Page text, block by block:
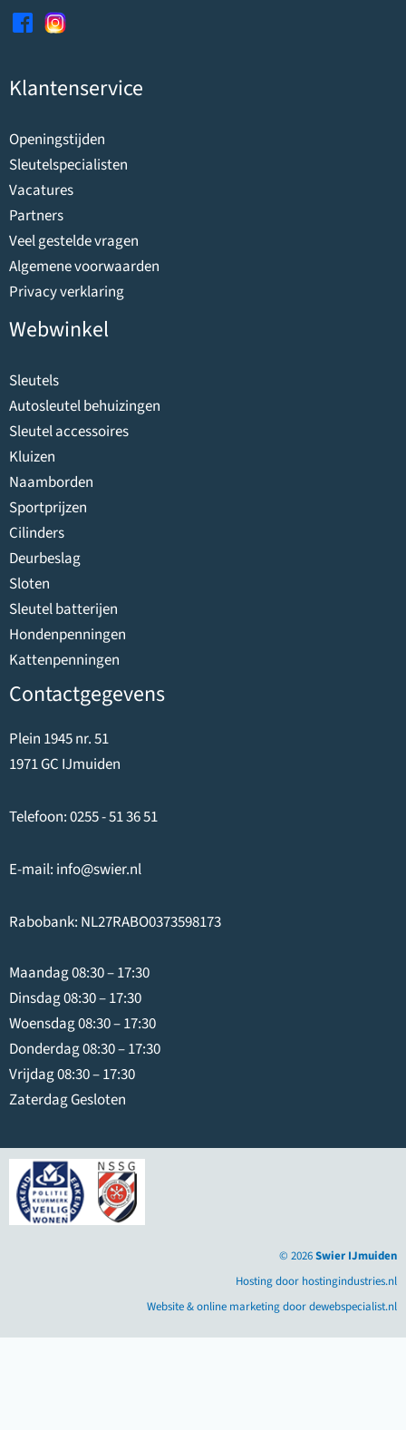
Klantenservice
Openingstijden
Sleutelspecialisten
Vacatures
Partners
Veel gestelde vragen
Algemene voorwaarden
Privacy verklaring
Webwinkel
Sleutels
Autosleutel behuizingen
Sleutel accessoires
Kluizen
Naamborden
Sportprijzen
Cilinders
Deurbeslag
Sloten
Sleutel batterijen
Hondenpenningen
Kattenpenningen
Contactgegevens
Plein 1945 nr. 51
1971 GC IJmuiden
Telefoon:0255 - 51 36 51
E-mail: info@swier.nl
Rabobank: NL27RABO0373598173
Maandag 08:30 – 17:30
Dinsdag 08:30 – 17:30
Woensdag 08:30 – 17:30
Donderdag 08:30 – 17:30
Vrijdag 08:30 – 17:30
Zaterdag Gesloten
© 2026Swier IJmuiden
Hosting door hostingindustries.nl
Website & online marketing door dewebspecialist.nl